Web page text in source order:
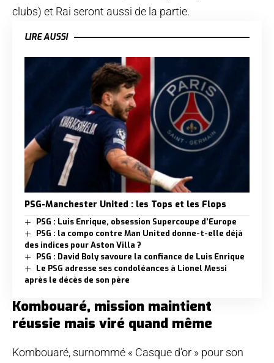
clubs) et Rai seront aussi de la partie.
LIRE AUSSI
PSG-Manchester United : les Tops et les Flops
PSG : Luis Enrique, obsession Supercoupe d’Europe
PSG : la compo contre Man United donne-t-elle déjà
des indices pour Aston Villa ?
PSG : David Boly savoure la confiance de Luis Enrique
Le PSG adresse ses condoléances à Lionel Messi
après le décès de son père
Kombouaré, mission maintient
réussie mais viré quand même
Kombouaré, surnommé « Casque d’or » pour son